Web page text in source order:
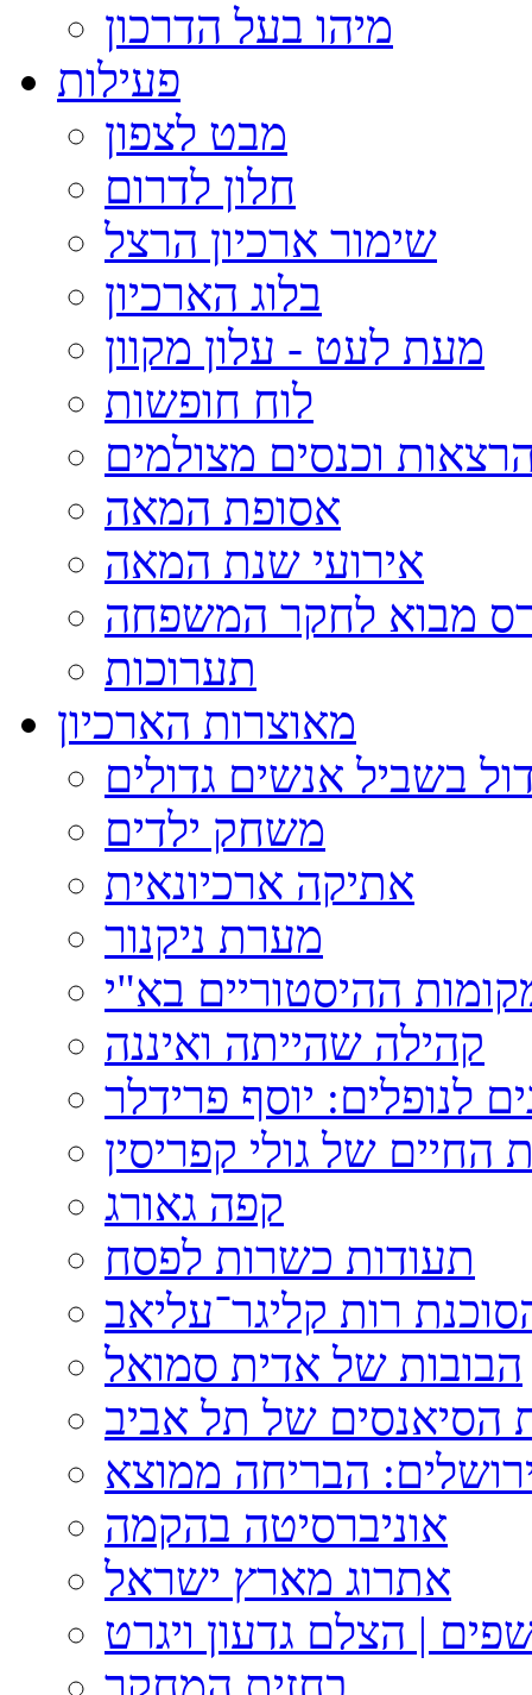
מיהו בעל הדרכון
פעילות
מבט לצפון
חלון לדרום
שימור ארכיון הרצל
בלוג הארכיון
מעת לעט - עלון מקוון
לוח חופשות
וכנסים מצולמים
אסופת המאה
אירועי שנת המאה
מבוא לחקר המשפחה
תערוכות
מאוצרות הארכיון
בשביל אנשים גדולים
משחק ילדים
אתיקה ארכיונאית
מערת ניקנור
ההיסטוריים בא"י
קהילה שהייתה ואיננה
לנופלים: יוסף פרידלר
החיים של גולי קפריסין
קפה גאורג
תעודות כשרות לפסח
רות קליגר־עליאב
הבובות של אדית סמואל
של תל אביב
הבריחה ממוצא
אוניברסיטה בהקמה
אתרוג מארץ ישראל
| הצלם גדעון ויגרט